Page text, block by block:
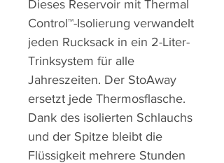
Dieses Reservoir mit Thermal
Control™-Isolierung verwandelt
jeden Rucksack in ein 2-Liter-
Trinksystem für alle
Jahreszeiten. Der StoAway
ersetzt jede Thermosflasche.
Dank des isolierten Schlauchs
und der Spitze bleibt die
Flüssigkeit mehrere Stunden